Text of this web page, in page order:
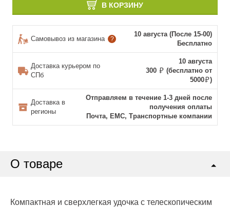
В КОРЗИНУ
Самовывоз из магазина ?
10 августа (После 15-00)
Бесплатно
Доставка курьером по
СПб
10 августа
300
(бесплатно от
5000
)
Доставка в
регионы
Отправляем в течение 1-3 дней после
получения оплаты
Почта, ЕМС, Транспортные компании
О товаре
Компактная и сверхлегкая удочка с телескопическим